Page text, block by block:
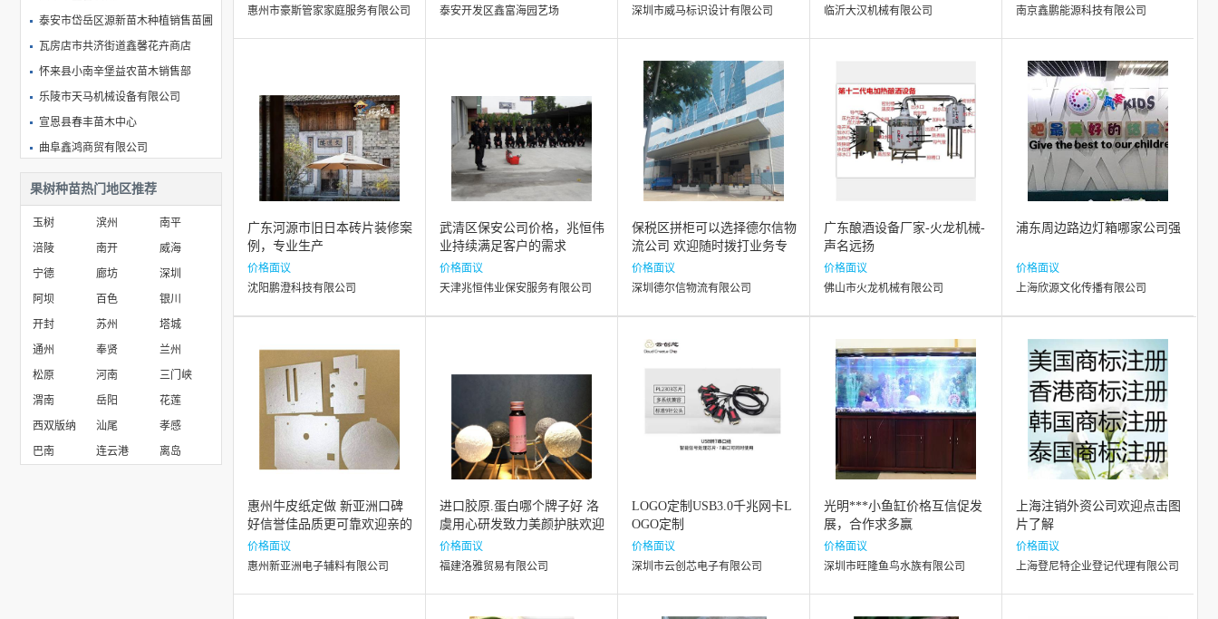
泰安市岱岳区源新苗木种植销售苗圃
瓦房店市共济街道鑫馨花卉商店
怀来县小南辛堡益农苗木销售部
乐陵市天马机械设备有限公司
宣恩县春丰苗木中心
曲阜鑫鸿商贸有限公司
泰安市霖丰机械科技有限公司
宿迁大花地园林绿化有限公司
保定世泽园林绿化工程有限公司
果树种苗热门地区推荐
玉树 滨州
南平
涪陵
南开
威海
宁德
廊坊
深圳
阿坝
百色
银川
开封
苏州
塔城
通州
奉贤
兰州
松原
河南
三门峡
渭南
岳阳
花莲
西双版纳
汕尾
孝感
巴南
连云港 离岛
惠州市豪斯管家家庭服务有限公司
泰安开发区鑫富海园艺场
深圳市威马标识设计有限公司
临沂大汉机械有限公司
南京鑫鹏能源科技有限公司
广东河源市旧日本砖片装修案
例，专业生产
价格面议
沈阳鹏澄科技有限公司
武清区保安公司价格，兆恒伟
业持续满足客户的需求
价格面议
天津兆恒伟业保安服务有限公司
保税区拼柜可以选择德尔信物
流公司 欢迎随时拨打业务专
线咨询
价格面议
深圳德尔信物流有限公司
广东酿酒设备厂家-火龙机械-
声名远扬
价格面议
佛山市火龙机械有限公司
浦东周边路边灯箱哪家公司强
价格面议
上海欣源文化传播有限公司
惠州牛皮纸定做 新亚洲口碑
好信誉佳品质更可靠欢迎亲的
了解哦
价格面议
惠州新亚洲电子辅料有限公司
进口胶原.蛋白哪个牌子好 洛
虞用心研发致力美颜护肤欢迎
来了解
价格面议
福建洛雅贸易有限公司
LOGO定制USB3.0千兆网卡L
OGO定制
价格面议
深圳市云创芯电子有限公司
光明***小鱼缸价格互信促发
展，合作求多赢
价格面议
深圳市旺隆鱼鸟水族有限公司
上海注销外资公司欢迎点击图
片了解
价格面议
上海登尼特企业登记代理有限公司